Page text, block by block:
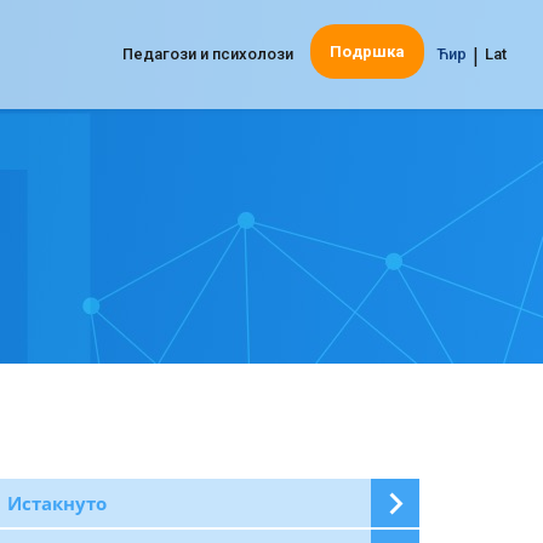
Ћир | Lat
Педагози и психолози Подршка
Истакнуто